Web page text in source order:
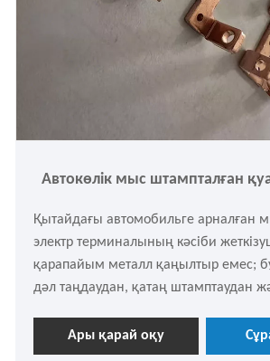
Автокөлік мыс штампталған
Қытайдағы автомобильге арналған
электр терминалының кәсіби
қарапайым металл қаңылтыр емес;
дәл таңдаудан, қатаң штамптаудан
беру түйіндерінің жиынтығы. Lijingda
сапалы өнімдермен қамтамасыз
Ары қарай оқу